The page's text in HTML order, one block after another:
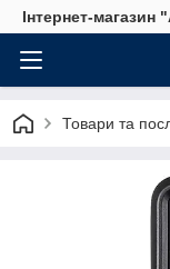
Інтернет-
Товари та